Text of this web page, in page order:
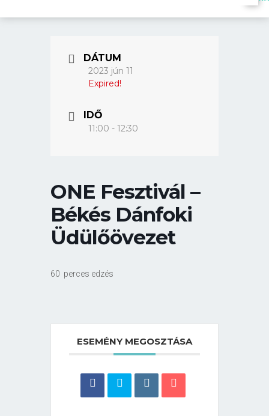
DÁTUM
2023 jún 11
Expired!
IDŐ
11:00 - 12:30
ONE Fesztivál –
Békés Dánfoki
Üdülőövezet
60 perces edzés
ESEMÉNY MEGOSZTÁSA